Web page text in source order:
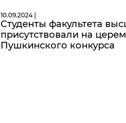
10.09.2024 |
Студенты факультета
присутствовали на
Пушкинского конкурса